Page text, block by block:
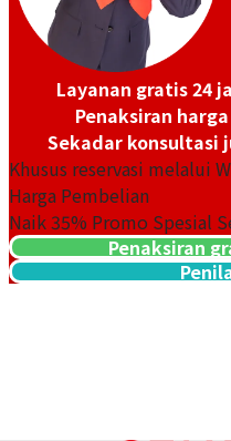
Omega Constellation
131.10.28.60.11.001
Layanan gratis 24
Penaksiran
Sekadar konsultasi
Khusus reservasi melalui
Harga Pembelian
Naik35% Promo Spesial
Penaksiran